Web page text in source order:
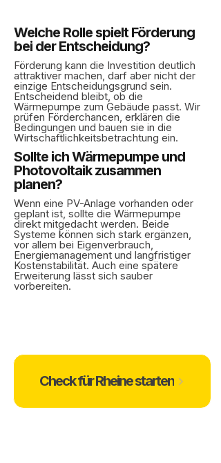
Check für Rheine starten
Welche Rolle spielt Förderung
bei der Entscheidung?
Förderung kann die Investition deutlich
attraktiver machen, darf aber nicht der
einzige Entscheidungsgrund sein.
Entscheidend bleibt, ob die
Wärmepumpe zum Gebäude passt. Wir
prüfen Förderchancen, erklären die
Bedingungen und bauen sie in die
Wirtschaftlichkeitsbetrachtung ein.
Sollte ich Wärmepumpe und
Photovoltaik zusammen
planen?
Wenn eine PV-Anlage vorhanden oder
geplant ist, sollte die Wärmepumpe
direkt mitgedacht werden. Beide
Systeme können sich stark ergänzen,
vor allem bei Eigenverbrauch,
Energiemanagement und langfristiger
Kostenstabilität. Auch eine spätere
Erweiterung lässt sich sauber
vorbereiten.